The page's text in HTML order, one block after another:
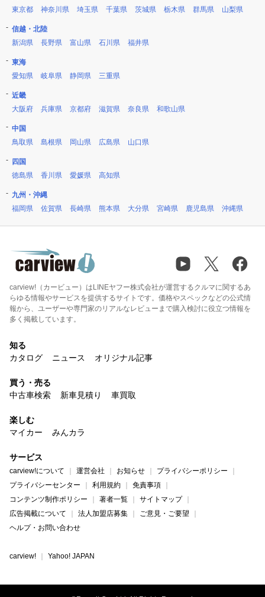
東京都
神奈川県 埼玉県 千葉県 茨城県 栃木県 群馬県 山梨県
信越・北陸
新潟県
長野県 富山県 石川県 福井県
東海
愛知県
岐阜県 静岡県 三重県
近畿
大阪府
兵庫県 京都府 滋賀県 奈良県 和歌山県
中国
鳥取県
島根県 岡山県 広島県 山口県
四国
徳島県
香川県 愛媛県 高知県
九州・沖縄
福岡県
佐賀県 長崎県 熊本県 大分県 宮崎県 鹿児島県 沖縄県
carview!（カービュー）はLINEヤフー株式会社が運営するクルマに関するあ
らゆる情報やサービスを提供するサイトです。価格やスペックなどの公式情
報から、ユーザーや専門家のリアルなレビューまで購入検討に役立つ情報を
多く掲載しています。
知る
カタログ
ニュース オリジナル記事
買う・売る
中古車検索
新車見積り 車買取
楽しむ
マイカー
みんカラ
サービス
carview!について 運営会社 お知らせ
プライバシーポリシー
プライバシーセンター
利用規約
免責事項
コンテンツ制作ポリシー
著者一覧
サイトマップ
広告掲載について
法人加盟店募集
ご意見・ご要望
ヘルプ・お問い合わせ
carview! Yahoo! JAPAN